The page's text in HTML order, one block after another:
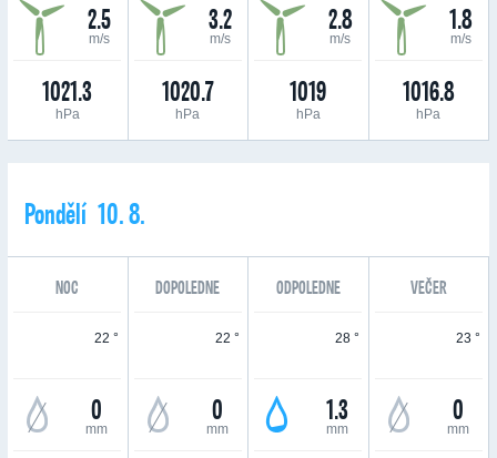
2.5
m/s
1021.3
hPa
3.2
m/s
1020.7
hPa
2.8
m/s
1019
hPa
1.8
m/s
1016.8
hPa
Pondělí 10. 8.
NOC DOPOLEDNE ODPOLEDNE VEČER
22 °
0
mm
22 °
0
mm
28 °
1.3
mm
23 °
0
mm